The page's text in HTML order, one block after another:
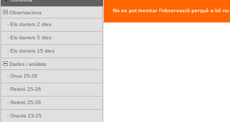
Observacions
- Els darrers 2 dies
- Els darrers 5 dies
- Els darrers 15 dies
Dades i anàlisis
- Grua 25-26
- Reietó 25-26
- Reietó 25-26
- Graula 23-25
No es pot mostrar l'observació perquè o bé